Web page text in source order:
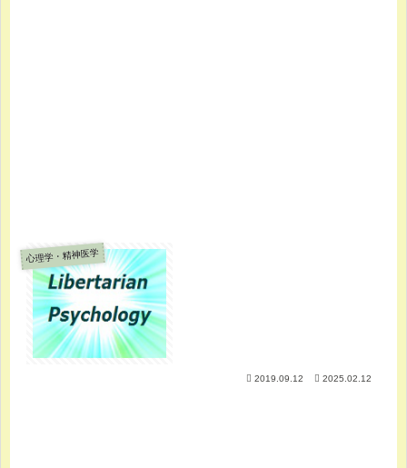
心理学・精神医学
2019.09.12 2025.02.12